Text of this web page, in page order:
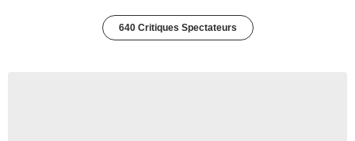
640 Critiques Spectateurs